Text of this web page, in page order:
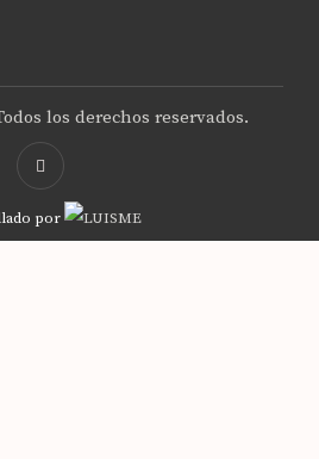
los derechos reservados.
por